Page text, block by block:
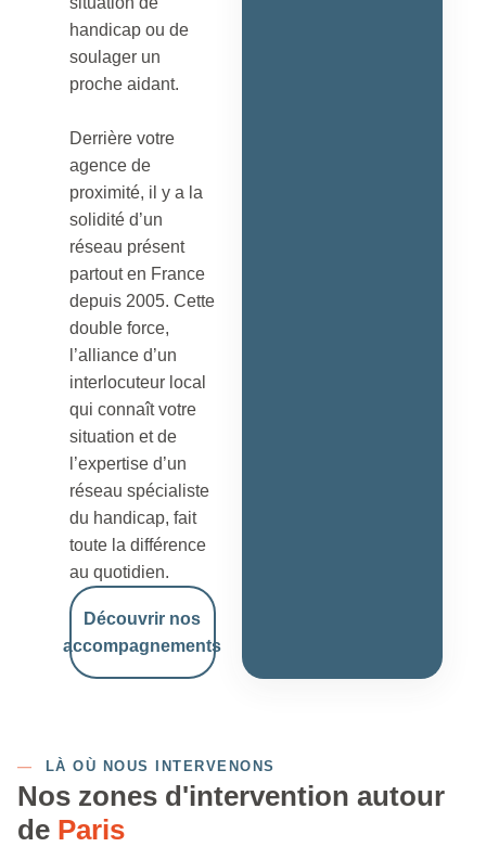
handicap ou de
soulager un
proche aidant.
Derrière votre
agence de
proximité, il y a la
solidité d’un
réseau présent
partout en France
depuis 2005. Cette
double force,
l’alliance d’un
interlocuteur local
qui connaît votre
situation et de
l’expertise d’un
réseau spécialiste
du handicap, fait
toute la différence
au quotidien.
Découvrir nos
accompagnements
— LÀ OÙ NOUS INTERVENONS
Nos zones d'intervention autour
de Paris